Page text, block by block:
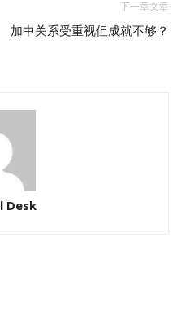
下一章文章
加中关系受重视但成就不够？
Desk